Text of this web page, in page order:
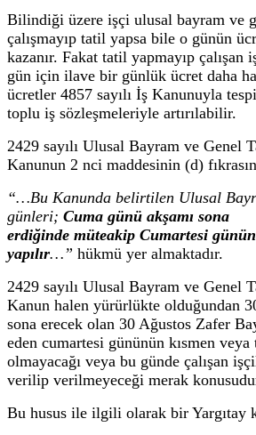
Bilindiği üzere işçi ulusal bayram ve
çalışmayıp tatil yapsa bile o günün
kazanır. Fakat tatil yapmayıp çalışan
gün için ilave bir günlük ücret daha
ücretler 4857 sayılı İş Kanunuyla
toplu iş sözleşmeleriyle artırılabilir.
2429 sayılı Ulusal Bayram ve Genel
Kanunun 2 nci maddesinin (d)
“…Bu Kanunda belirtilen Ulusal
günleri; Cuma günü akşamı sona
erdiğinde müteakip Cumartesi
yapılır…” hükmü yer almaktadır.
2429 sayılı Ulusal Bayram ve Genel
Kanun halen yürürlükte olduğundan
sona erecek olan 30 Ağustos Zafer
eden cumartesi gününün kısmen
olmayacağı veya bu günde çalışan
verilip verilmeyeceği merak
Bu husus ile ilgili olarak bir Yargıtay